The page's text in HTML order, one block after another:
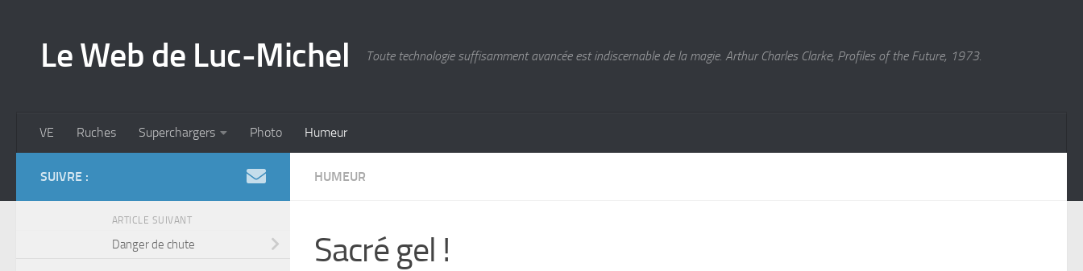
Le Web de Luc-Michel Toute technologie suffisamment avancée est indiscernable de la magie. Arthur Charles Clarke, Profiles of the Future, 1973.
VE Ruches Superchargers Photo Humeur
HUMEUR
Sacré gel !
SUIVRE :
ARTICLE SUIVANT
Danger de chute